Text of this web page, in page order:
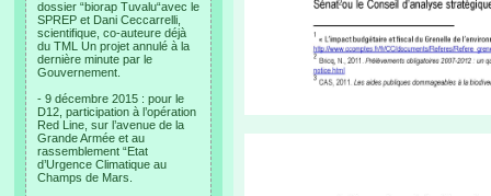
dossier “biorap Tuvalu“avec le
SPREP et Dani Ceccarrelli,
scientifique, co-auteure déjà
du TML Un projet annulé à la
dernière minute par le
Gouvernement.
- 9 décembre 2015 : pour le
D12, participation à l’opération
Red Line, sur l’avenue de la
Grande Armée et au
rassemblement “Etat
d’Urgence Climatique au
Champs de Mars.